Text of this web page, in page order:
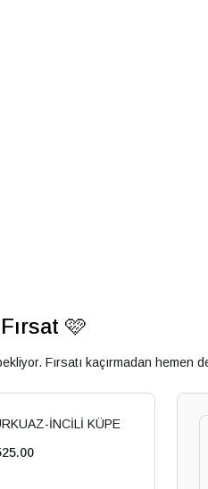
🩷
Fırsatı kaçırmadan hemen
İNCİLİ KÜPE